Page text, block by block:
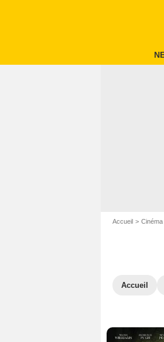
Accueil Cinéma
Accueil